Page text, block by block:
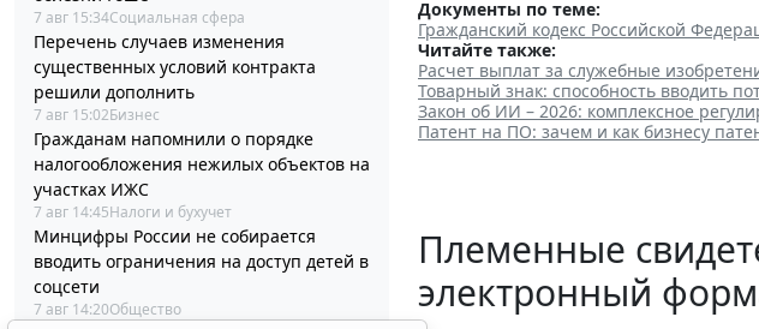
7 авг 15:34Социальная сфера
Перечень случаев изменения
существенных условий контракта
решили дополнить
7 авг 15:02Бизнес
Гражданам напомнили о порядке
налогообложения нежилых объектов на
участках ИЖС
7 авг 14:45Налоги и бухучет
Минцифры России не собирается
вводить ограничения на доступ детей в
соцсети
7 авг 14:20Общество
Документы по теме:
Гражданский кодекс Российской
Читайте также:
Расчет выплат за служебные
Товарный знак: способность вводить
Закон об ИИ – 2026: комплексное
Патент на ПО: зачем и как бизнесу
Племенные
электронный